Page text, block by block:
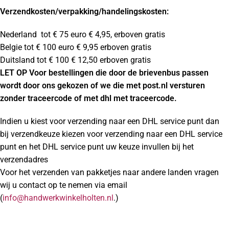
Verzendkosten/verpakking/handelingskosten:
Nederland tot € 75 euro € 4,95, erboven gratis
Belgie tot € 100 euro € 9,95 erboven gratis
Duitsland tot € 100 € 12,50 erboven gratis
LET OP Voor bestellingen die door de brievenbus passen
wordt door ons gekozen of we die met post.nl versturen
zonder traceercode of met dhl met traceercode.
Indien u kiest voor verzending naar een DHL service punt dan
bij verzendkeuze kiezen voor verzending naar een DHL service
punt en het DHL service punt uw keuze invullen bij het
verzendadres
Voor het verzenden van pakketjes naar andere landen vragen
wij u contact op te nemen via email
(info@handwerkwinkelholten.nl.)